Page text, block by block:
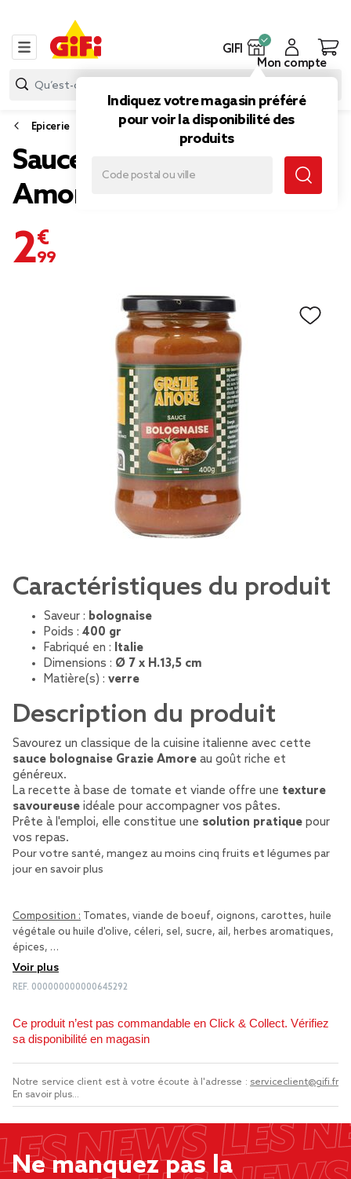
GIFI
Indiquez votre magasin préféré
pour voir la disponibilité des
produits
Mon compte
Epicerie
Sauce bolognaise Grazie
Amore 400gr
2,99 €
Caractéristiques du produit
Saveur : bolognaise
Poids : 400 gr
Fabriqué en : Italie
Dimensions : Ø 7 x H.13,5 cm
Matière(s) : verre
Description du produit
Savourez un classique de la cuisine italienne avec cette
sauce bolognaise Grazie Amore au goût riche et
généreux.
La recette à base de tomate et viande offre une texture
savoureuse idéale pour accompagner vos pâtes.
Prête à l'emploi, elle constitue une solution pratique pour
vos repas.
Pour votre santé, mangez au moins cinq fruits et légumes par
jour en savoir plus
Composition : Tomates, viande de boeuf, oignons, carottes, huile
végétale ou huile d'olive, céleri, sel, sucre, ail, herbes aromatiques,
épices, …
Voir plus
REF. 000000000000645292
Ce produit n’est pas commandable en Click & Collect. Vérifiez
sa disponibilité en magasin
Notre service client est à votre écoute à l'adresse : serviceclient@gifi.fr
En savoir plus...
Ne manquez pas la